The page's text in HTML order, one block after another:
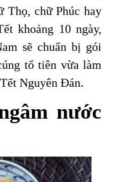
Thọ, chữ Phúc hay
khoảng 10 ngày,
sẽ chuẩn bị gói
tổ tiên vừa làm
Nguyên Đán.
nước